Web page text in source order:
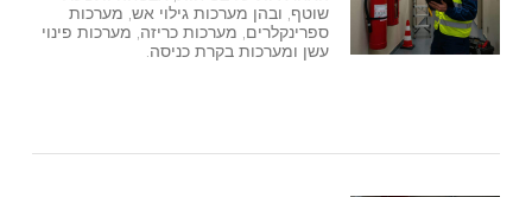
שוטף, ובהן מערכות גילוי אש, מערכות
ספרינקלרים, מערכות כריזה, מערכות פינוי
עשן ומערכות בקרת כניסה.